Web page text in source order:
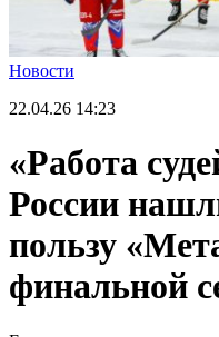
Новости
22.04.26 14:23
«Работа
России
пользу
финальной